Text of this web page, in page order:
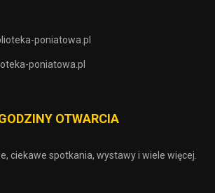
poniatowa.pl
poniatowa.pl
OTWARCIA
ciekawe spotkania, wystawy i wiele więcej.